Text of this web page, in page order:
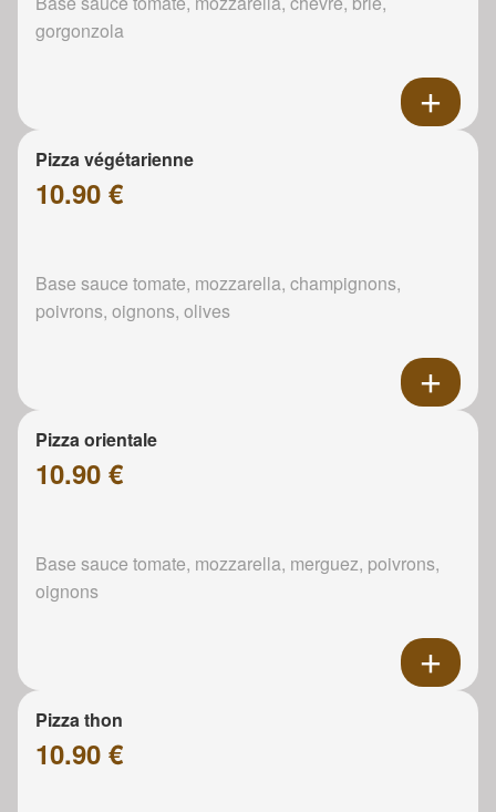
gorgonzola
Pizza végétarienne
10.90 €
Base sauce tomate, mozzarella, champignons,
poivrons, oignons, olives
Pizza orientale
10.90 €
Base sauce tomate, mozzarella, merguez, poivrons,
oignons
Pizza thon
10.90 €